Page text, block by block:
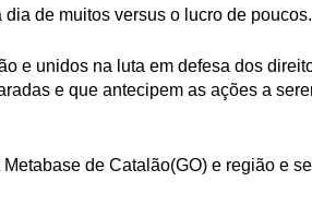
de muitos versus o lucro de poucos.
e unidos na luta em defesa dos
e que antecipem as ações a
de Catalão(GO) e região e